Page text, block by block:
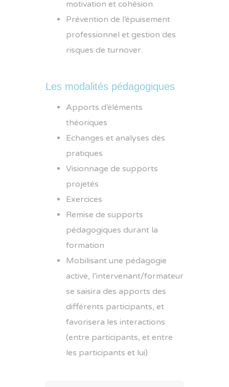
motivation et cohésion.
Prévention de l’épuisement
professionnel et gestion des
risques de turnover.
Les modalités pédagogiques
Apports d’éléments
théoriques
Echanges et analyses des
pratiques
Visionnage de supports
projetés
Exercices
Remise de supports
pédagogiques durant la
formation
Mobilisant une pédagogie
active, l’intervenant/formateur
se saisira des apports des
différents participants, et
favorisera les interactions
(entre participants, et entre
les participants et lui)